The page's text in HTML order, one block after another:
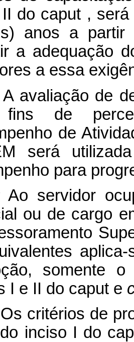
do caput , será
anos a partir
a adequação
a essa
A avaliação de
fins de
de
será
para
Ao servidor
ou de cargo
somente
I e II do caput e
Os critérios de
do inciso I do